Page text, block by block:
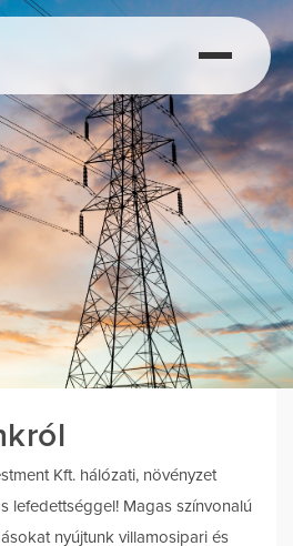
Kft. hálózati, növényzet
lefedettséggel! Magas színvonalú
nyújtunk villamosipari és